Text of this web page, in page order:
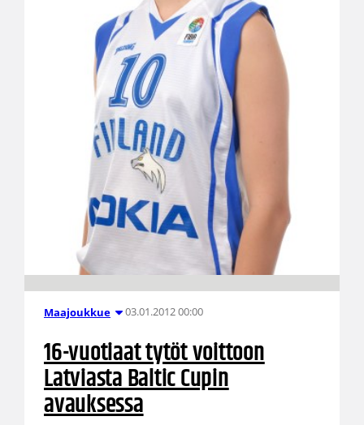
Maajoukkue 03.01.2012 00:00
16-vuotiaat tytöt voittoon
Latviasta Baltic Cupin
avauksessa